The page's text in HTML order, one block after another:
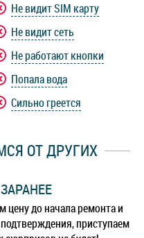
Не видит SIM карту
Не видит сеть
Не работают кнопки
Попала вода
Сильно греется
ОТ ДРУГИХ
цену до начала ремонта и
приступаем